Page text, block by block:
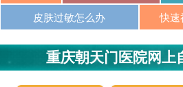
皮肤过敏怎么办 快速
重庆朝天门医院网上